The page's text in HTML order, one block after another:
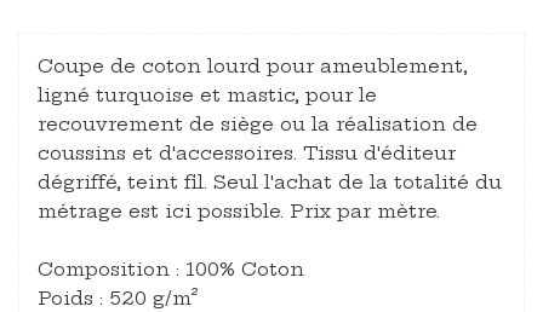
Coupe de coton lourd pour ameublement,
ligné turquoise et mastic, pour le
recouvrement de siège ou la réalisation de
coussins et d'accessoires. Tissu d'éditeur
dégriffé, teint fil. Seul l'achat de la totalité du
métrage est ici possible. Prix par mètre.
Composition : 100% Coton
Poids : 520 g/m²